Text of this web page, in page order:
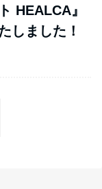
HEALCA』
しました！